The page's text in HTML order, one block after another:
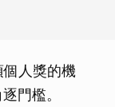
人獎的機
門檻。